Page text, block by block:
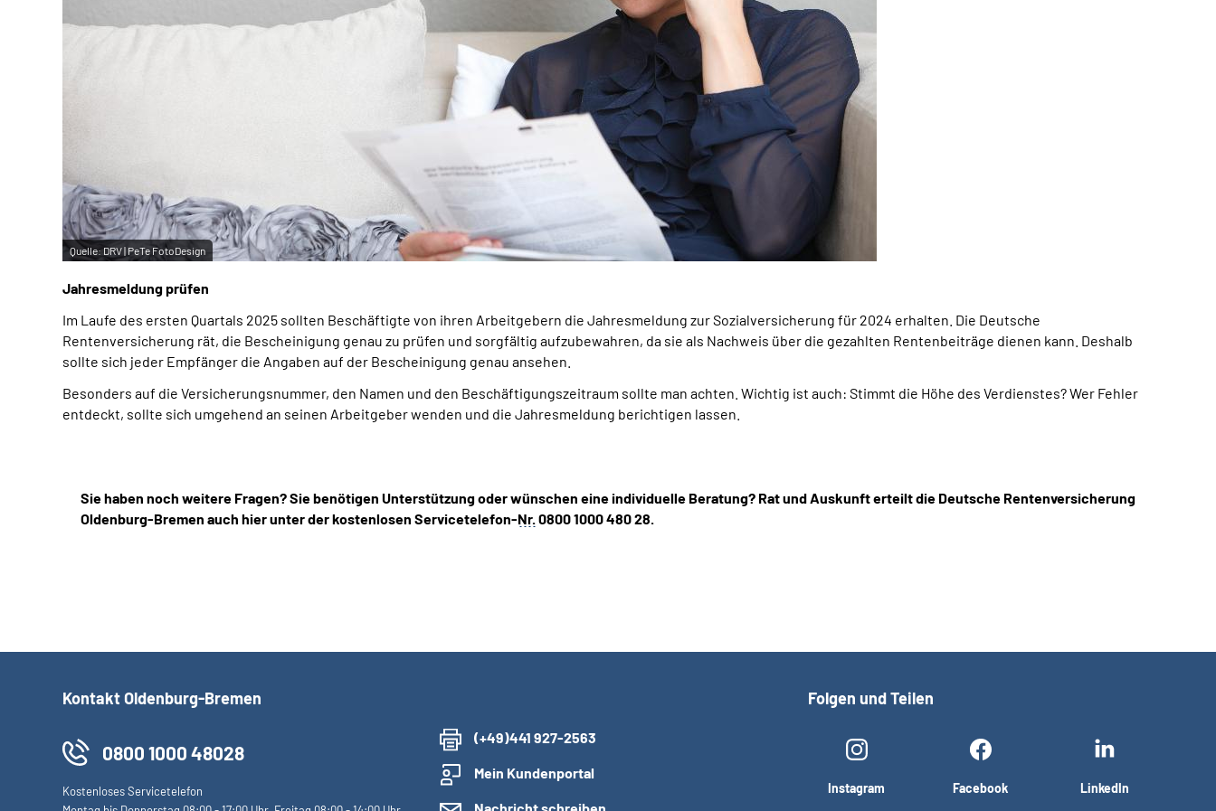
Quelle:DRV | PeTe FotoDesign
Jahresmeldung prüfen
Im Laufe des ersten Quartals 2025 sollten Beschäftigte von ihren Arbeitgebern die Jahresmeldung zur Sozialversicherung für 2024 erhalten. Die Deutsche
Rentenversicherung rät, die Bescheinigung genau zu prüfen und sorgfältig aufzubewahren, da sie als Nachweis über die gezahlten Rentenbeiträge dienen kann. Deshalb
sollte sich jeder Empfänger die Angaben auf der Bescheinigung genau ansehen.
Besonders auf die Versicherungsnummer, den Namen und den Beschäftigungszeitraum sollte man achten. Wichtig ist auch: Stimmt die Höhe des Verdienstes? Wer Fehler
entdeckt, sollte sich umgehend an seinen Arbeitgeber wenden und die Jahresmeldung berichtigen lassen.
Sie haben noch weitere Fragen? Sie benötigen Unterstützung oder wünschen eine individuelle Beratung? Rat und Auskunft erteilt die Deutsche Rentenversicherung
Oldenburg-Bremen auch hier unter der kostenlosen Servicetelefon-Nr.0800 1000 480 28.
Kontakt Oldenburg-Bremen
0800 1000 48028
Kostenloses Servicetelefon
(+49)441 927-2563
Mein Kundenportal
Folgen und Teilen
Instagram Facebook LinkedIn